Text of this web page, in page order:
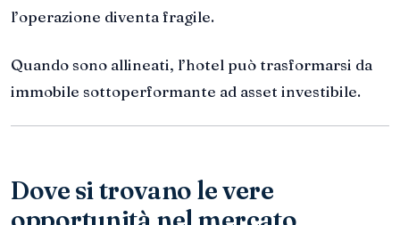
l’operazione diventa fragile.
Quando sono allineati, l’hotel può trasformarsi da
immobile sottoperformante ad asset investibile.
Dove si trovano le vere